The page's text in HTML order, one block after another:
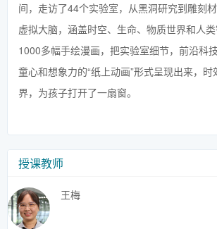
间，走访了44个实验室，从黑洞研究到雕刻
虚拟大脑，涵盖时空、生命、物质世界和人类
1000多幅手绘漫画，把实验室细节，前沿科
童心和想象力的“纸上动画”形式呈现出来，
界，为孩子打开了一扇窗。
授课教师
王梅